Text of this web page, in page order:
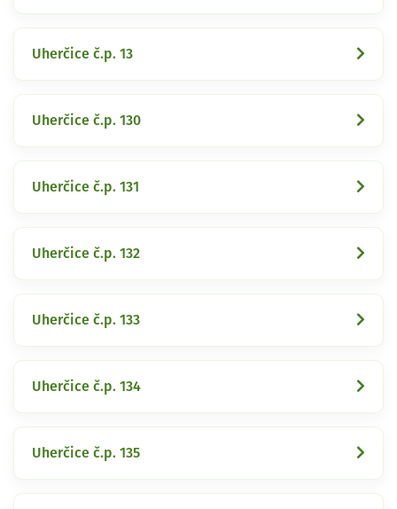
Uherčice č.p. 13
Uherčice č.p. 130
Uherčice č.p. 131
Uherčice č.p. 132
Uherčice č.p. 133
Uherčice č.p. 134
Uherčice č.p. 135